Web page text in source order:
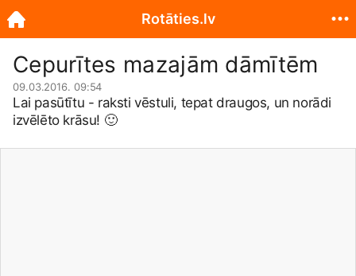
Cepurītes mazajām dāmītēm
09.03.2016. 09:54
Lai pasūtītu - raksti vēstuli, tepat draugos, un norādi
izvēlēto krāsu! 🙂
Rotāties.lv